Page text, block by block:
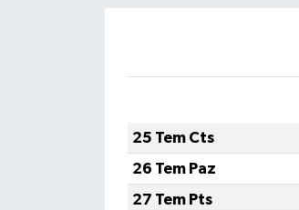
25 Tem Cts
26 Tem Paz
27 Tem Pts